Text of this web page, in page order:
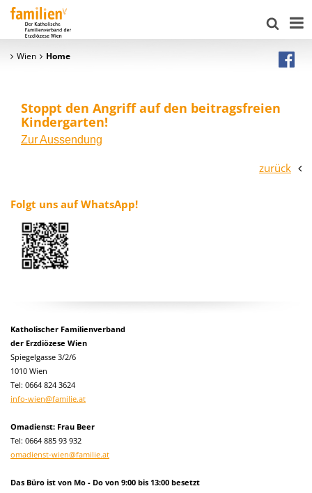
Wien Home
Stoppt den Angriff auf den beitragsfreien
Kindergarten!
Zur Aussendung
zurück
Folgt uns auf WhatsApp!
Katholischer Familienverband
der Erzdiözese Wien
Spiegelgasse 3/2/6
1010 Wien
Tel: 0664 824 3624
info-wien@familie.at
Omadienst: Frau Beer
Tel: 0664 885 93 932
omadienst-wien@familie.at
Das Büro ist von Mo - Do von 9:00 bis 13:00 besetzt